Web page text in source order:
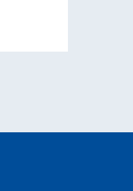
temporaneo di 6 mesi